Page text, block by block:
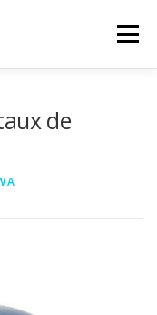
Menu
de